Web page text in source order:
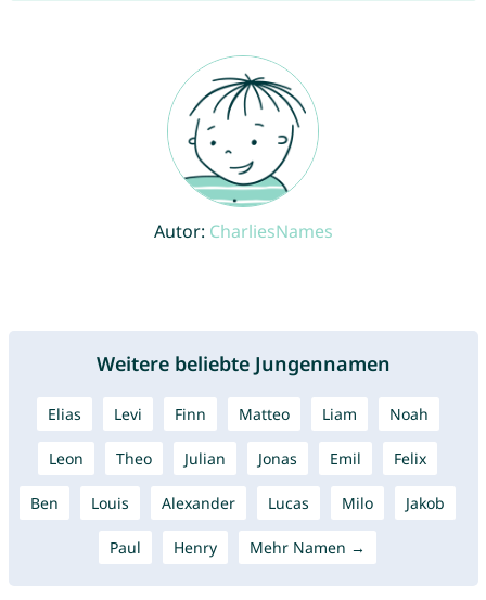
Autor: CharliesNames
Weitere beliebte Jungennamen
Elias Levi Finn Matteo Liam Noah
Leon Theo Julian Jonas Emil Felix
Ben Louis Alexander Lucas Milo Jakob
Paul Henry Mehr Namen →